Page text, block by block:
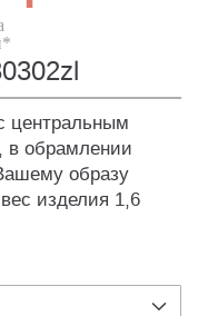
центральным
в обрамлении
образу
изделия 1,6